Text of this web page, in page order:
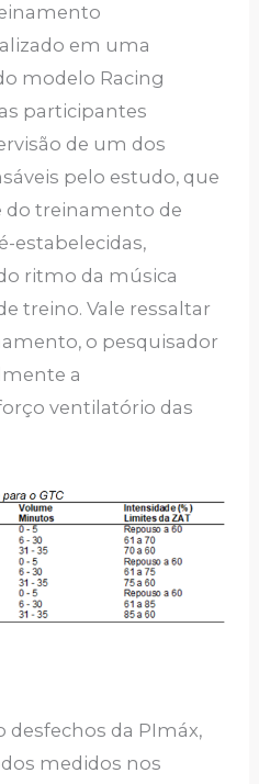
em uma
modelo Racing
participantes
de um dos
pelo estudo, que
do treinamento de
estabelecidas,
ritmo da música
treino. Vale ressaltar
o pesquisador
a
ventilatório das
desfechos da PImáx,
medidos nos